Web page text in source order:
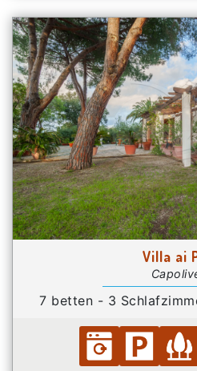
Villa ai
7 betten - 3